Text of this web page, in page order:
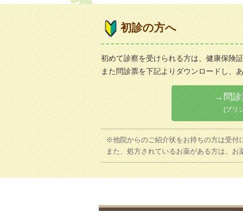
初診の方へ
初めて診察を受けられる方は、健康保険
また問診票を下記よりダウンロードし、
→問診
(プリ
※他院からのご紹介状をお持ちの方は受付
また、処方されているお薬がある方は、お